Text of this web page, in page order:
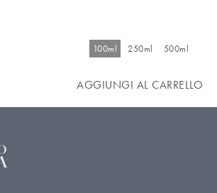
100ml 250ml 500ml
AGGIUNGI AL CARRELLO